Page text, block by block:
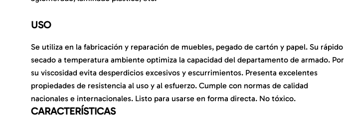
USO
Se utiliza en la fabricación y reparación de muebles, pegado de cartón y papel. Su rápido
secado a temperatura ambiente optimiza la capacidad del departamento de armado. Por
su viscosidad evita desperdicios excesivos y escurrimientos. Presenta excelentes
propiedades de resistencia al uso y al esfuerzo. Cumple con normas de calidad
nacionales e internacionales. Listo para usarse en forma directa. No tóxico.
CARACTERÍSTICAS